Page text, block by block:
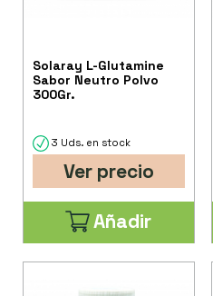
Solaray L-Glutamine
Sabor Neutro Polvo
300Gr.
3 Uds. en stock
Ver precio
Añadir